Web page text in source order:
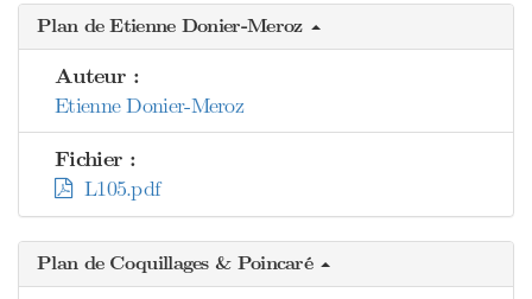
Plan de Etienne Donier-Meroz
Auteur :
Etienne Donier-Meroz
Fichier :
L105.pdf
Plan de Coquillages & Poincaré